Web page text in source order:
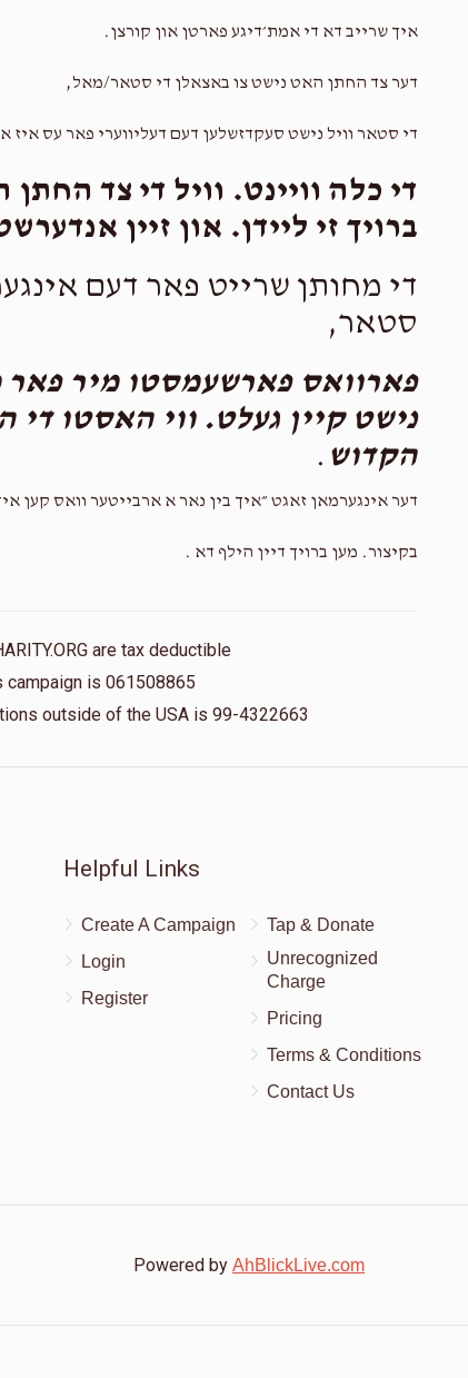
$30.00
$100.00
$36.00
איך שרייב דא די אמת׳דיגע פארטן און קורצן.
דער צד החתן האט נישט צו באצאלן די סטאר/מאל,
די סטאר וויל נישט סעקדזשלען דעם דעליווערי פאר עס איז
די כלה וויינט. וויל די צד
ברויך זי ליידן. און זיין
די מחותן שרייט פאר דעם
סטאר,
פארוואס פארשעמסטו מיר פאר
נישט קיין געלט. ווי האסטו די
הקדוש .
דער אינגערמאן זאגט ״איך בין נאר א ארבייטער וואס קען
בקיצור. מען ברויך דיין הילף דא .
are tax deductible
campaign is 061508865
outside of the USA is 99-4322663
Helpful Links
Create A Campaign
Login
Register
Tap & Donate
Unrecognized
Charge
Pricing
Terms & Conditions
Contact Us
Powered by AhBlickLive.com